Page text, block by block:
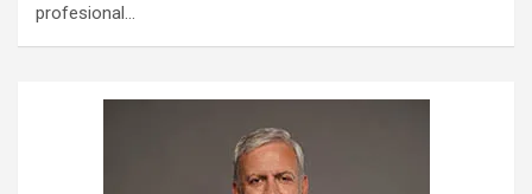
profesional…